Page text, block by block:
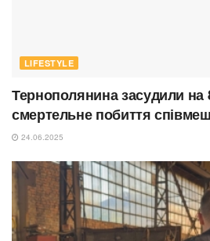
LIFESTYLE
Тернополянина засудили на
смертельне побиття
24.06.2025